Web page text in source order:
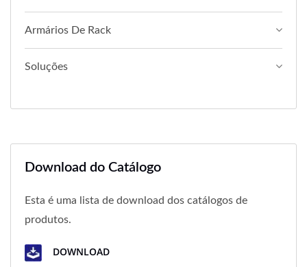
Armários De Rack
Soluções
Download do Catálogo
Esta é uma lista de download dos catálogos de
produtos.
DOWNLOAD